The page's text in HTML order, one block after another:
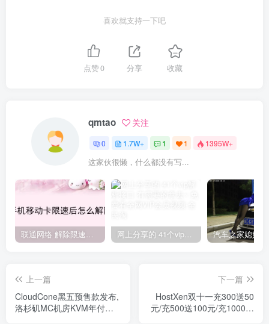
喜欢就支持一下吧
点赞0 分享 收藏
qmtao 关注
0 1.7W+ 1 1 1395W+
这家伙很懒，什么都没有写...
联通网络 解除限速方法参考！畅享、畅玩、老白干等及其它地区自测了 网上分享的 41个vip解析接口 有需要的拿去~ 免费看全网VIP会员视频
上一篇
CloudCone黑五预售款发布,
洛杉矶MC机房KVM年付
下一篇
HostXen双十一充300送50
元/充500送100元/充1000元